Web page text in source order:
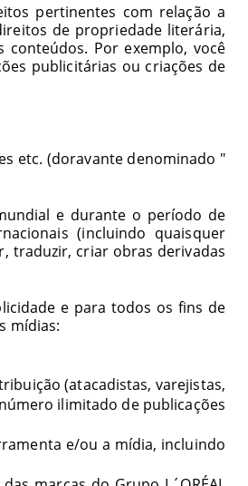
pertinentes com relação a
de propriedade literária,
Por exemplo, você
publicitárias ou criações de
etc. (doravante denominado "
e durante o período de
(incluindo quaisquer
traduzir, criar obras derivadas
e para todos os fins de
mídias:
(atacadistas, varejistas,
ilimitado de publicações
e/ou a mídia, incluindo